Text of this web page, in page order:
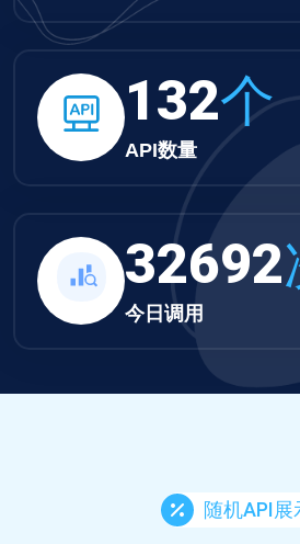
132个
API数量
32692
今日调用
随机API展